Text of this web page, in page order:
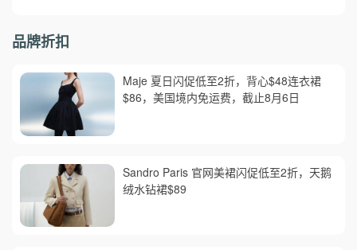
品牌折扣
Maje 夏日闪促低至2折，背心$48连衣裙
$86，美国境内免运费，截止8月6日
Sandro Paris 官网美裙闪促低至2折，天鹅
绒水钻裙$89